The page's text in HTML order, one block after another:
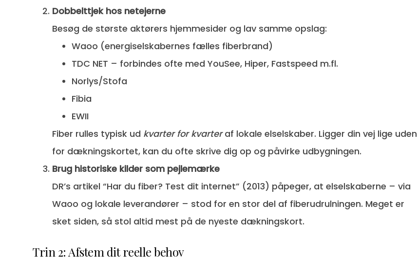
Dobbelt­tjek hos netejerne
Besøg de største aktørers hjemmesider og lav samme opslag:
Waoo (energiselskabernes fælles fiberbrand)
TDC NET – forbindes ofte med YouSee, Hiper, Fastspeed m.fl.
Norlys/Stofa
Fibia
EWII
Fiber rulles typisk ud kvarter for kvarteraf lokale elselskaber. Ligger din vej lige uden
for dækningskortet, kan du ofte skrive dig op og påvirke udbygningen.
Brug historiske kilder som pejlemærke
DR’s artikel “Har du fiber? Test dit internet” (2013) påpeger, at elselskaberne – via
Waoo og lokale leverandører – stod for en stor del af fiberudrulningen. Meget er
sket siden, så stol altid mest på de nyeste dækningskort.
Trin 2: Afstem dit reelle behov